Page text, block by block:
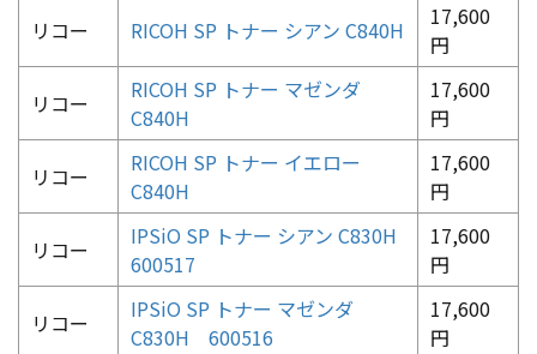
リコー RICOH SP トナー シアン C840H
17,600
円
リコー
RICOH SP トナー マゼンダ
C840H
17,600
円
リコー
RICOH SP トナー イエロー
C840H
17,600
円
リコー
IPSiO SP トナー シアン C830H
600517
17,600
円
リコー
IPSiO SP トナー マゼンダ
C830H 600516
17,600
円